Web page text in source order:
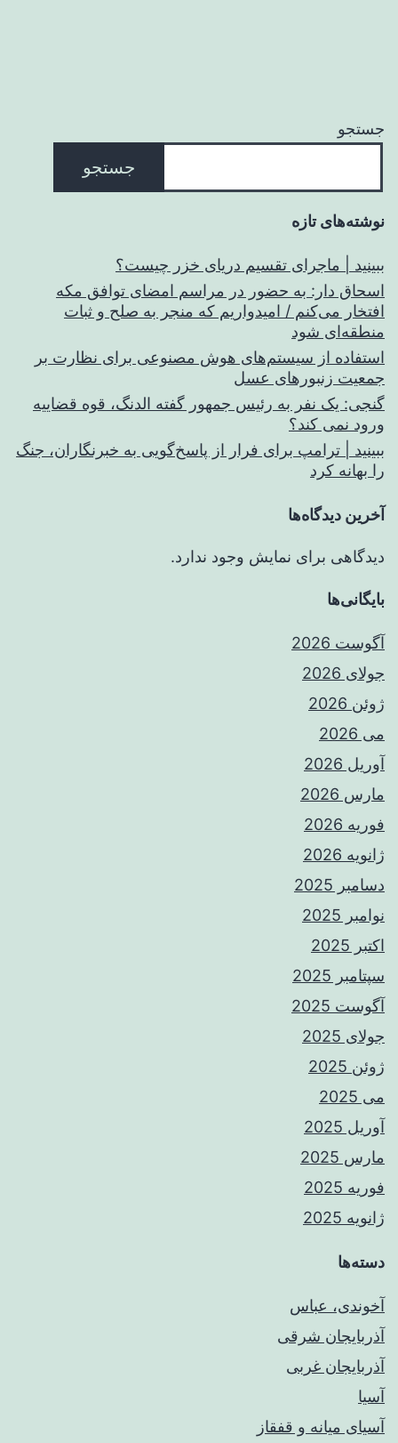
جستجو
جستجو
نوشته‌های تازه
ببینید | ماجرای تقسیم دریای خزر چیست؟
اسحاق‌ دار: به حضور در مراسم امضای توافق مکه
افتخار می‌کنم / امیدواریم که منجر به صلح و ثبات
منطقه‌ای شود
استفاده از سیستم‌های هوش مصنوعی برای نظارت بر
جمعیت زنبورهای عسل
گنجی: یک نفر به رئیس جمهور گفته الدنگ، قوه قضاییه
ورود نمی کند؟
ببینید | ترامپ برای فرار از پاسخ‌گویی به خبرنگاران، جنگ
را بهانه کرد
آخرین دیدگاه‌ها
دیدگاهی برای نمایش وجود ندارد.
بایگانی‌ها
آگوست 2026
جولای 2026
ژوئن 2026
می 2026
آوریل 2026
مارس 2026
فوریه 2026
ژانویه 2026
دسامبر 2025
نوامبر 2025
اکتبر 2025
سپتامبر 2025
آگوست 2025
جولای 2025
ژوئن 2025
می 2025
آوریل 2025
مارس 2025
فوریه 2025
ژانویه 2025
دسته‌ها
آخوندی، عباس
آذربایجان شرقی
آذربایجان غربی
آسیا
آسیای میانه و قفقاز